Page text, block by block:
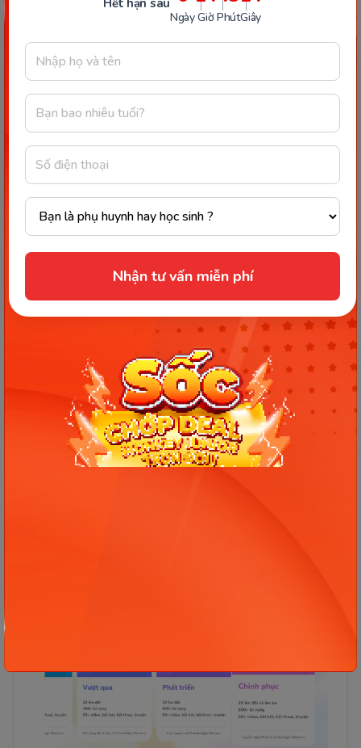
NgàyGiờPhútGiây
Nhận tư vấn miễn phí
Bước 2: Tại màn hình tiếp theo, ba mẹ sẽ nhìn
thấy phần cấp độ, mỗi cấp độ phù hợp với
thể lựa chọn cấp độ phù hợp cho bé bắt đầu
học. Monkey Junior bao gồm 6 cấp độ: